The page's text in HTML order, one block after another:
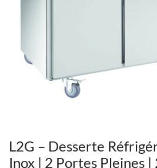
L2G – Desserte
Inox | 2 Portes Pleines |